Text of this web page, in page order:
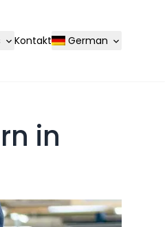
Kontakt German
in